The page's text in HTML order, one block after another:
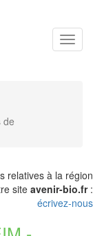
de
relatives à la région
site avenir-bio.fr:
écrivez-nous